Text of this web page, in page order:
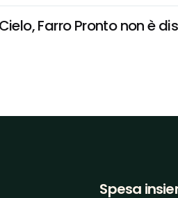
Farro Pronto non è
Spesa